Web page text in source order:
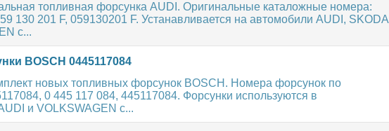
топливная форсунка AUDI. Оригинальные каталожные номера:
130 201 F, 059130201 F. Устанавливается на автомобили AUDI, SKODA
с...
BOSCH 0445117084
новых топливных форсунок BOSCH. Номера форсунок по
0 445 117 084, 445117084. Форсунки используются в
и VOLKSWAGEN с...